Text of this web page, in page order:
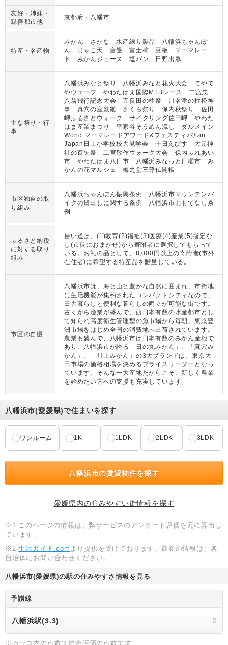
友好・姉妹・
親善都市他
京都府・八幡市
特産・名産物
みかん さかな 水産練り製品 八幡浜ちゃんぽ
ん じゃこ天 唐饅 富士柿 豆板 マーマレー
ド みかんジュース 塩パン 日野出豚
主な祭り・行
事
八幡浜みなと祭り 八幡浜みなと花火大会 てやて
やウェーブ やわたはま国際MTBレース 二宮忠
八翁飛行記念大会 五反田の柱祭 川名津の柱松神
事 真穴の座敷雛 さくら祭り 保内秋祭り 佐田
岬ふるさとウォーク サイクリング佐田岬 やわた
はま産業まつり 平家谷そうめん流し ダルメイン
World マーマレードアワード&フェスティバルin
Japan日土小学校校舎見学会 十日えびす 大元神
社の百矢祭 二宮敬作ウォーク大会 保内ふれあい
市 やわたはま八日市 八幡浜みなっと日曜市 み
かんの花マルシェ 梅之堂三尊仏開帳
市区独自の取
り組み
八幡浜ちゃんぽん振興条例 八幡浜市マウンテンバ
イクの貸出しに関する条例 八幡浜市おもてなし条
例
ふるさと納税
に対する取り
組み
使い道は、(1)教育(2)福祉(3)医療(4)産業(5)指定な
し(市長におまかせ)から寄附者に選択してもらって
いる。お礼の品として、8,000円以上の寄附者(市外
在住者)に希望する特産品を贈呈している。
市区の自慢
八幡浜市は、海と山と豊かな自然に囲まれ、市街地
に生活機能が集約されたコンパクトシティなので、
田舎暮らしと便利な暮らしの両立が可能な街です。
古くから漁業が盛んで、西日本有数の水産都市とし
て知られ高度衛生管理型の魚市場から毎朝、東京豊
洲市場をはじめ全国の消費地へ出荷されています。
農業も盛んで、八幡浜市は日本有数のみかん産地で
あり、八幡浜市が誇る「日の丸みかん」、「真穴み
かん」、「川上みかん」の3大ブランドは、東京大
田市場の価格相場を決めるプライスリーダーとなっ
ています。そんな一大産地だからこそ、新しく農業
を始めたい方への支援も充実しています。
八幡浜市(愛媛県)で住まいを探す
ワンルーム 1K 1LDK 2LDK 3LDK
八幡浜市の賃貸物件を探す
愛媛県内の住みやすい街情報を探す
※1 このページの情報は、弊サービスのアンケート評価を元に算出し
ています。
※2生活ガイド.com より提供を受けております。最新の情報は、各
自治体にお問い合わせください。
八幡浜市(愛媛県)の駅の住みやすさ情報を見る
予讃線
八幡浜駅(3.3)
※カッコ内の点数は総合評価の点数です